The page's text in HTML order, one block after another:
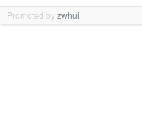
Promoted byzwhui